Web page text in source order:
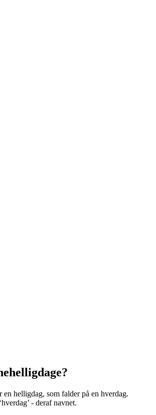
en helligdag, som falder på en hverdag.
- deraf navnet.